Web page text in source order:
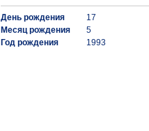
День рождения
17
Месяц рождения
5
Год рождения
1993